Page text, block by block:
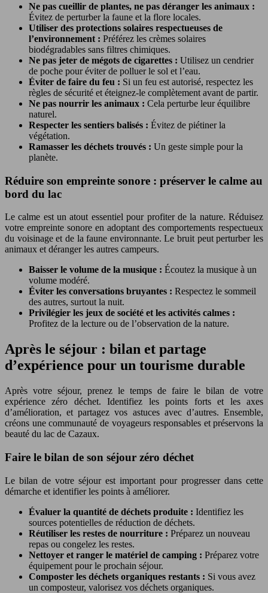
Ne pas cueillir de plantes, ne pas déranger les animaux :
Évitez de perturber la faune et la flore locales.
Utiliser des protections solaires respectueuses de
l’environnement : Préférez les crèmes solaires
biodégradables sans filtres chimiques.
Ne pas jeter de mégots de cigarettes : Utilisez un cendrier
de poche pour éviter de polluer le sol et l’eau.
Éviter de faire du feu : Si un feu est autorisé, respectez les
règles de sécurité et éteignez-le complètement avant de partir.
Ne pas nourrir les animaux : Cela perturbe leur équilibre
naturel.
Respecter les sentiers balisés : Évitez de piétiner la
végétation.
Ramasser les déchets trouvés : Un geste simple pour la
planète.
Réduire son empreinte sonore : préserver le calme au
bord du lac
Le calme est un atout essentiel pour profiter de la nature. Réduisez
votre empreinte sonore en adoptant des comportements respectueux
du voisinage et de la faune environnante. Le bruit peut perturber les
animaux et déranger les autres campeurs.
Baisser le volume de la musique : Écoutez la musique à un
volume modéré.
Éviter les conversations bruyantes : Respectez le sommeil
des autres, surtout la nuit.
Privilégier les jeux de société et les activités calmes :
Profitez de la lecture ou de l’observation de la nature.
Après le séjour : bilan et partage
d’expérience pour un tourisme durable
Après votre séjour, prenez le temps de faire le bilan de votre
expérience zéro déchet. Identifiez les points forts et les axes
d’amélioration, et partagez vos astuces avec d’autres. Ensemble,
créons une communauté de voyageurs responsables et préservons la
beauté du lac de Cazaux.
Faire le bilan de son séjour zéro déchet
Le bilan de votre séjour est important pour progresser dans cette
démarche et identifier les points à améliorer.
Évaluer la quantité de déchets produite : Identifiez les
sources potentielles de réduction de déchets.
Réutiliser les restes de nourriture : Préparez un nouveau
repas ou congelez les restes.
Nettoyer et ranger le matériel de camping : Préparez votre
équipement pour le prochain séjour.
Composter les déchets organiques restants : Si vous avez
un composteur, valorisez vos déchets organiques.